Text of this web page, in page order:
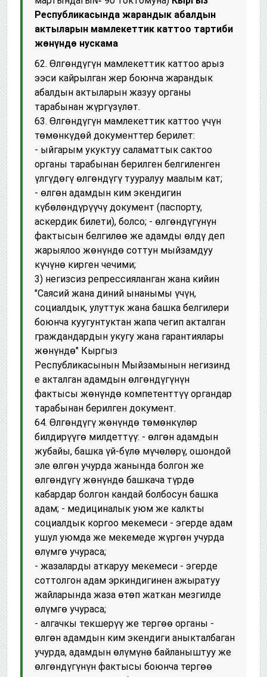
Республикасында жарандык абалдын
актыларын мамлекеттик каттоо тартиби
жөнүндө нускама
62. Өлгөндүгүн мамлекеттик каттоо арыз
ээси кайрылган жер боюнча жарандык
абалдын актыларын жазуу органы
тарабынан жүргүзүлөт.
63. Өлгөндүгүн мамлекеттик каттоо үчүн
төмөнкүдөй документтер берилет:
- ыйгарым укуктуу саламаттык сактоо
органы тарабынан берилген белгиленген
үлгүдөгү өлгөндүгү тууралуу маалым кат;
- өлгөн адамдын ким экендигин
күбөлөндүрүүчү документ (паспорту,
аскердик билети), болсо; - өлгөндүгүнүн
фактысын белгилөө же адамды өлдү деп
жарыялоо жөнүндө соттун мыйзамдуу
күчүнө кирген чечими;
3) негизсиз репрессияланган жана кийин
"Саясий жана диний ынанымы үчүн,
социалдык, улуттук жана башка белгилери
боюнча куугунтуктан жапа чегип акталган
граждандардын укугу жана гарантиялары
жөнүндө" Кыргыз
Республикасынын Мыйзамынын негизинд
е акталган адамдын өлгөндүгүнүн
фактысы жөнүндө компетенттүү органдар
тарабынан берилген документ.
64. Өлгөндүгү жөнүндө төмөнкүлөр
билдирүүгө милдеттүү: - өлгөн адамдын
жубайы, башка үй-бүлө мүчөлөрү, ошондой
эле өлгөн учурда жанында болгон же
өлгөндүгү жөнүндө башкача түрдө
кабардар болгон кандай болбосун башка
адам; - медициналык уюм же калкты
социалдык коргоо мекемеси - эгерде адам
ушул уюмда же мекемеде жүргөн учурда
өлүмгө учураса;
- жазаларды аткаруу мекемеси - эгерде
соттолгон адам эркиндигинен ажыратуу
жайларында жаза өтөп жаткан мезгилде
өлүмгө учураса;
- алгачкы текшерүү же тергөө органы -
өлгөн адамдын ким экендиги аныкталбаган
учурда, адамдын өлүмүнө байланыштуу же
өлгөндүгүнүн фактысы боюнча тергөө